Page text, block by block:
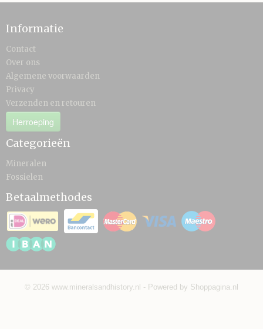
Informatie
Contact
Over ons
Algemene voorwaarden
Privacy
Verzenden en retouren
Herroeping
Categorieën
Mineralen
Fossielen
Betaalmethodes
© 2026 www.mineralsandhistory.nl - Powered by Shoppagina.nl